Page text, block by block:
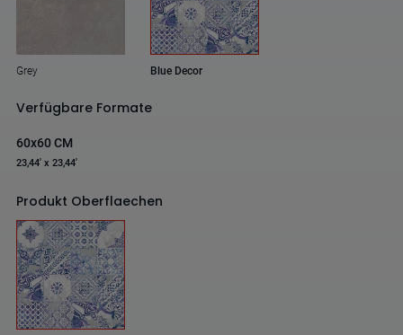
Grey Blue Decor
Verfügbare Formate
60x60 CM
23,44' x 23,44'
Produkt Oberflaechen